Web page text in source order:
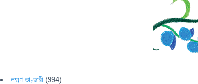
লক্ষ্মণ ভাণ্ডারী (994)